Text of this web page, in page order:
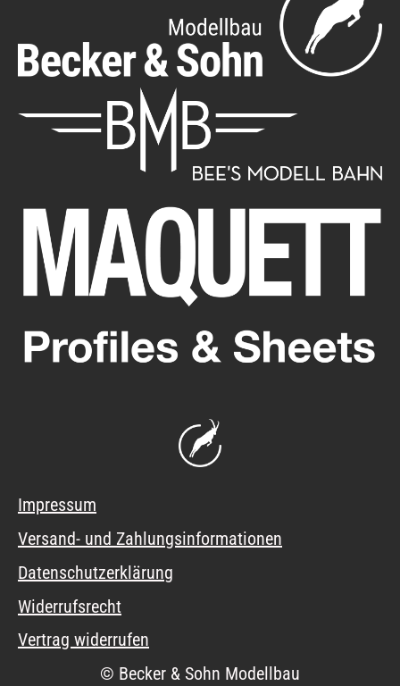
Impressum
Versand- und Zahlungsinformationen
Datenschutzerklärung
Widerrufsrecht
Vertrag widerrufen
© Becker & Sohn Modellbau